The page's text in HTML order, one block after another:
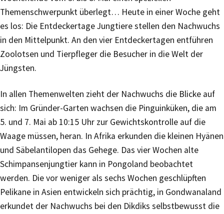
Themenschwerpunkt überlegt… Heute in einer Woche geht
es los: Die Entdeckertage Jungtiere stellen den Nachwuchs
in den Mittelpunkt. An den vier Entdeckertagen entführen
Zoolotsen und Tierpfleger die Besucher in die Welt der
Jüngsten.
In allen Themenwelten zieht der Nachwuchs die Blicke auf
sich: Im Gründer-Garten wachsen die Pinguinküken, die am
5. und 7. Mai ab 10:15 Uhr zur Gewichtskontrolle auf die
Waage müssen, heran. In Afrika erkunden die kleinen Hyänen
und Säbelantilopen das Gehege. Das vier Wochen alte
Schimpansenjungtier kann in Pongoland beobachtet
werden. Die vor weniger als sechs Wochen geschlüpften
Pelikane in Asien entwickeln sich prächtig, in Gondwanaland
erkundet der Nachwuchs bei den Dikdiks selbstbewusst die